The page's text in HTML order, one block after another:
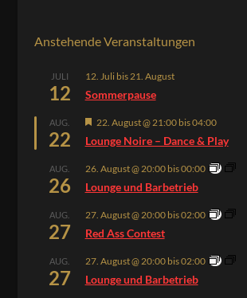
Anstehende Veranstaltungen
JULI
12
12. Julibis 21. August
Sommerpause
AUG.
22
Hervorgehoben
22. August @ 21:00bis04:00
Lounge Noire – Dance & Play
AUG.
26
26. August @ 20:00bis00:00
Lounge und Barbetrieb
AUG.
27
27. August @ 20:00bis02:00
Red Ass Contest
AUG.
27
27. August @ 20:00bis02:00
Lounge und Barbetrieb